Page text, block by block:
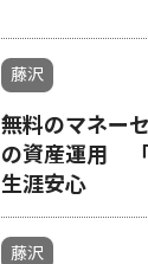
藤沢
無料のマネー
の資産運用
生涯安心
藤沢